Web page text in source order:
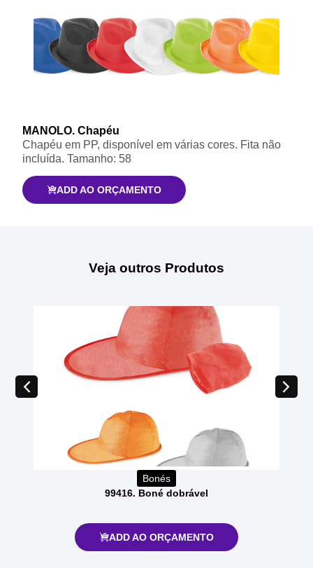
MANOLO. Chapéu
Chapéu em PP, disponível em várias cores. Fita não
incluída. Tamanho: 58
ADD AO ORÇAMENTO
Veja outros Produtos
Bonés
99416. Boné dobrável
ADD AO ORÇAMENTO